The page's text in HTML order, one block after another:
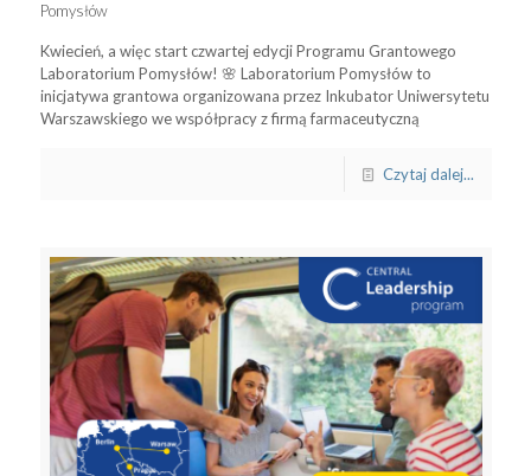
Pomysłów
Kwiecień, a więc start czwartej edycji Programu Grantowego
Laboratorium Pomysłów! 🌸 Laboratorium Pomysłów to
inicjatywa grantowa organizowana przez Inkubator Uniwersytetu
Warszawskiego we współpracy z firmą farmaceutyczną
Czytaj dalej...